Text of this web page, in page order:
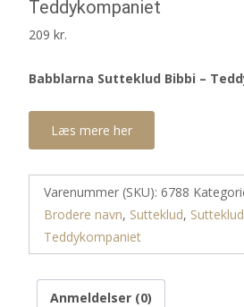
Teddykompaniet
209 kr.
Babblarna Sutteklud Bibbi –
Læs mere her
Varenummer (SKU): 6788
Brodere navn, Sutteklud,
Teddykompaniet
Anmeldelser (0)